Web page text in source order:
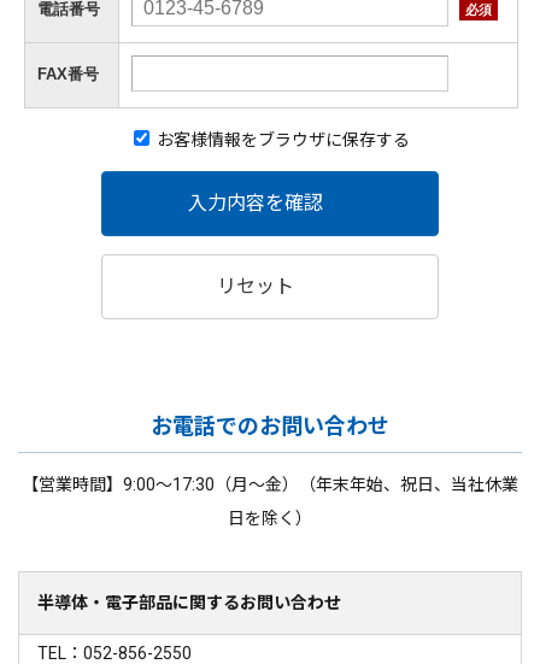
電話番号 必須
FAX番号
お客様情報をブラウザに保存する
入力内容を確認
リセット
お電話でのお問い合わせ
【営業時間】9:00～17:30（月～金）（年末年始、祝日、当社休業
日を除く）
半導体・電子部品に関するお問い合わせ
TEL：052-856-2550